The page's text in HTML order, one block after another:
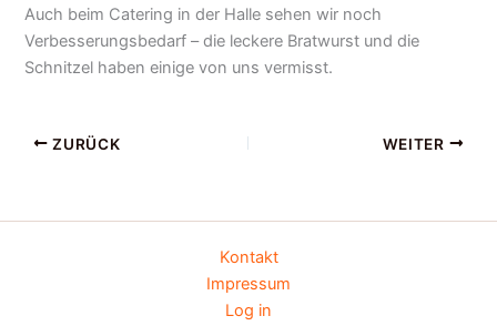
Auch beim Catering in der Halle sehen wir noch
Verbesserungsbedarf – die leckere Bratwurst und die
Schnitzel haben einige von uns vermisst.
ZURÜCK WEITER
Kontakt
Impressum
Log in